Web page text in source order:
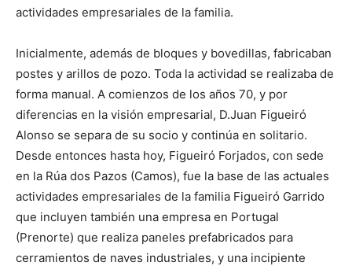
actividades empresariales de la familia.
Inicialmente, además de bloques y bovedillas, fabricaban
postes y arillos de pozo. Toda la actividad se realizaba de
forma manual. A comienzos de los años 70, y por
diferencias en la visión empresarial, D.Juan Figueiró
Alonso se separa de su socio y continúa en solitario.
Desde entonces hasta hoy, Figueiró Forjados, con sede
en la Rúa dos Pazos (Camos), fue la base de las actuales
actividades empresariales de la familia Figueiró Garrido
que incluyen también una empresa en Portugal
(Prenorte) que realiza paneles prefabricados para
cerramientos de naves industriales, y una incipiente